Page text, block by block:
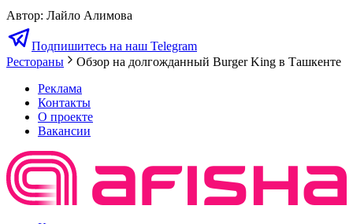
Автор: Лайло Алимова
Подпишитесь на наш Telegram
Рестораны
Обзор на долгожданный Burger King в Ташкенте
Реклама
Контакты
О проекте
Вакансии